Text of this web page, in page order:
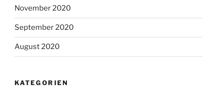
November 2020
September 2020
August 2020
KATEGORIEN